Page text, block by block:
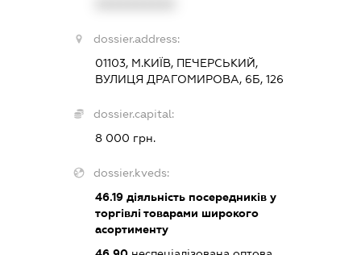
dossier.address:
01103, М.КИЇВ, ПЕЧЕРСЬКИЙ,
ВУЛИЦЯ ДРАГОМИРОВА, 6Б, 126
dossier.capital:
8 000 грн.
dossier.kveds:
46.19діяльність посередників у
торгівлі товарами широкого
асортименту